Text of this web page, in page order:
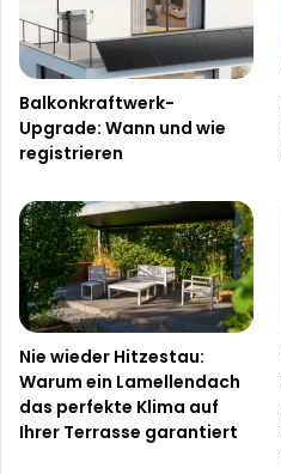
Balkonkraftwerk-
Upgrade: Wann und wie
registrieren
Nie wieder Hitzestau:
Warum ein Lamellendach
das perfekte Klima auf
Ihrer Terrasse garantiert